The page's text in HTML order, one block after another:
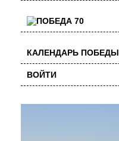
КАЛЕНДАРЬ ПОБЕДЫ
ВОЙТИ